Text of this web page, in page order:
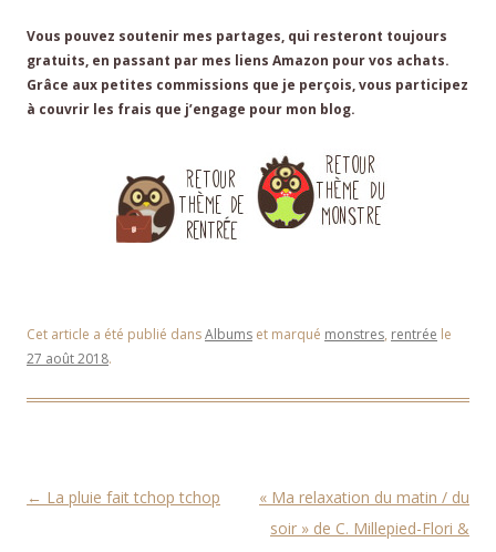
Vous pouvez soutenir mes partages, qui resteront toujours
gratuits, en passant par mes liens Amazon pour vos achats.
Grâce aux petites commissions que je perçois, vous participez
à couvrir les frais que j’engage pour mon blog.
Cet article a été publié dansAlbums et marqué monstres, rentrée le
27 août 2018.
Navigation des articles
← La pluie fait tchop tchop
« Ma relaxation du matin / du
soir » de C. Millepied-Flori &